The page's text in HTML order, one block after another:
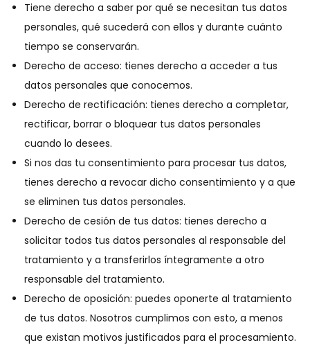
Tiene derecho a saber por qué se necesitan tus datos
personales, qué sucederá con ellos y durante cuánto
tiempo se conservarán.
Derecho de acceso: tienes derecho a acceder a tus
datos personales que conocemos.
Derecho de rectificación: tienes derecho a completar,
rectificar, borrar o bloquear tus datos personales
cuando lo desees.
Si nos das tu consentimiento para procesar tus datos,
tienes derecho a revocar dicho consentimiento y a que
se eliminen tus datos personales.
Derecho de cesión de tus datos: tienes derecho a
solicitar todos tus datos personales al responsable del
tratamiento y a transferirlos íntegramente a otro
responsable del tratamiento.
Derecho de oposición: puedes oponerte al tratamiento
de tus datos. Nosotros cumplimos con esto, a menos
que existan motivos justificados para el procesamiento.